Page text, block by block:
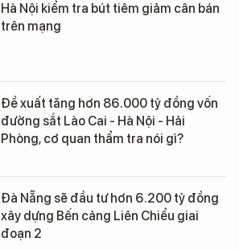
Hà Nội kiểm tra bút tiêm giảm cân bán
trên mạng
Đề xuất tăng hơn 86.000 tỷ đồng vốn
đường sắt Lào Cai - Hà Nội - Hải
Phòng, cơ quan thẩm tra nói gì?
Đà Nẵng sẽ đầu tư hơn 6.200 tỷ đồng
xây dựng Bến cảng Liên Chiểu giai
đoạn 2